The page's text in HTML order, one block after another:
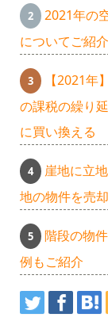
2021年の
についてご紹介
【2021
の課税の繰り
に買い換える
崖地に立
地の物件を売
階段の物
例もご紹介